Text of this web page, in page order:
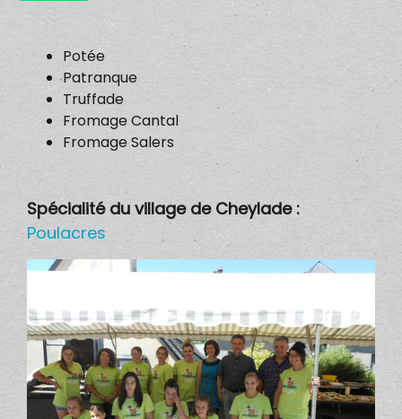
Potée
Patranque
Truffade
Fromage Cantal
Fromage Salers
Spécialité du village de Cheylade :
Poulacres